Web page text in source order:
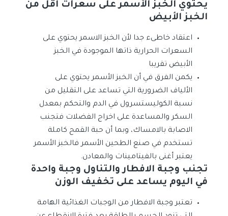
يحتوي الخبز الأسمر على سعرات أقل من
الخبز الأبيض
اعتقاد خاطىء جدا لأن الخبز الاسمر يحتوي على
السعرات الحرارية ذاتها الموجودة في الخبز
الأبيض تقريبا
يكمن الفرق في أن الخبز الأسمر يحتوي على
الألياف الضرورية التي تساعد على التقليل من
نسبة الكوليستسرول في الدم والتحكم بمعدل
السكر والمساعدة على اخراج الفضلات فتجنب
الاصابة بالامساك، وبما أن حبة القمح كاملة
تستخدم في صنع الطحين الأسمر فالخبز الأسمر
يعتبر أغنى بالفيتامينات والمعادن.
تجنب وجبة الافطار والتناول وجبة واحدة
في اليوم يساعد على تخفيف الوزن
تعتبر وجبة الافطار من الوجبات الغذائية الهامة